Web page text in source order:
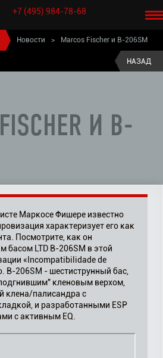
+7 (495) 984-78-68
Новости > Marcos Fischer и B-206SM
НАЗАД
И B-
Маркосе Фишере известно
характеризует его как
Посмотрите, как он
басом LTD B-206SM в этой
«Incompatibilidade de
B-206SM - шестиструнный бас,
кленовым верхом,
клена/палисандра с
и разработанными ESP
с активным EQ.